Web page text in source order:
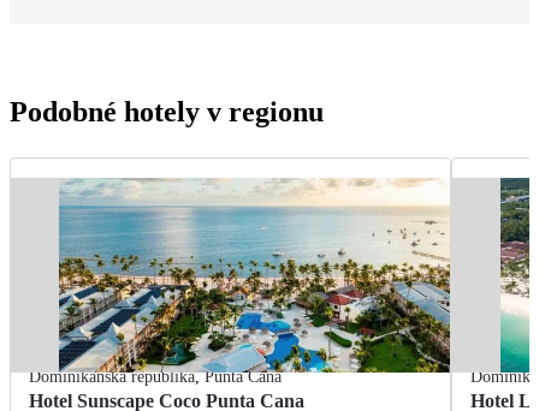
Podobné hotely v regionu
Dominikánská republika,Punta Cana
Hotel Sunscape Coco Punta Cana Hotel